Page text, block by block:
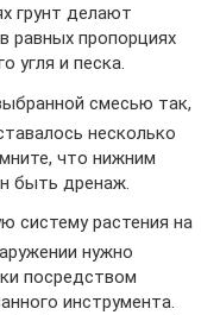
грунт делают
равных пропорциях
угля и песка.
смесью так,
несколько
что нижним
быть дренаж.
систему растения на
нужно
посредством
инструмента.